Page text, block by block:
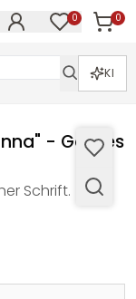
0 0
KI
- Gomes
Schrift.